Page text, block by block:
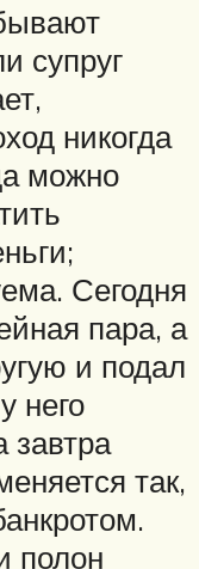
супруг
никогда
можно
Сегодня
пара, а
и подал
него
завтра
так,
полон